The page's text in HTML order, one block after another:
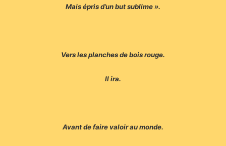
Mais épris d’un but sublime ».
Vers les planches de bois rouge.
Il ira.
Avant de faire valoir au monde.